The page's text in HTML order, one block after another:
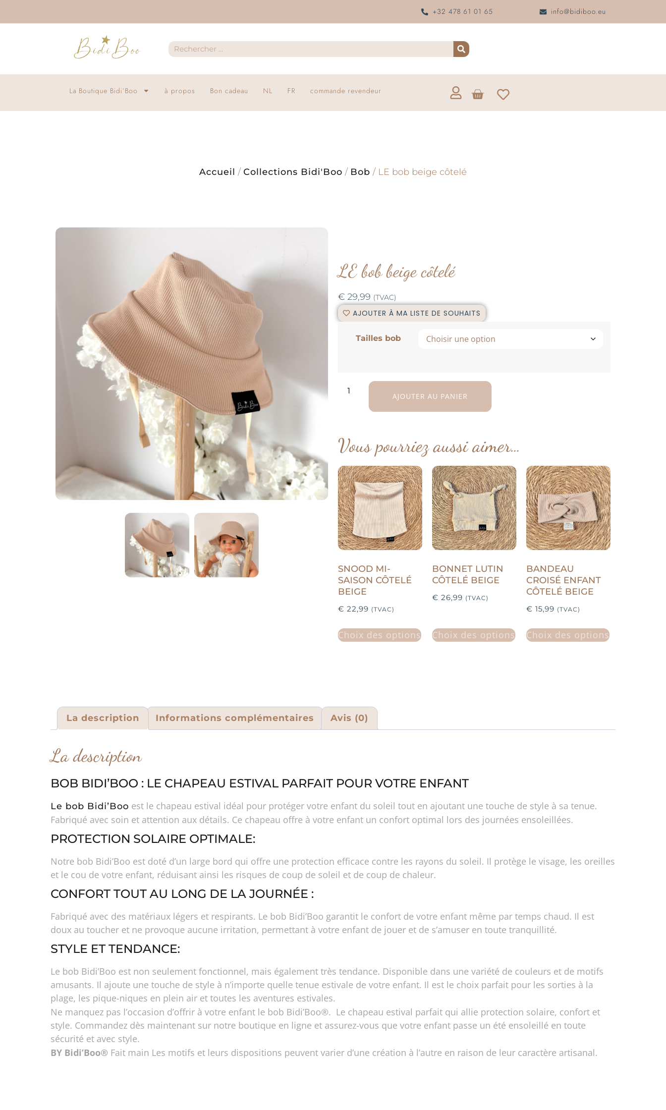
+32 478 61 01 65 info@bidiboo.eu
La Boutique Bidi’Boo à propos Bon cadeau NL FR commande revendeur
Accueil / Collections Bidi'Boo / Bob / LE bob beige côtelé
LE bob beige côtelé
€ 29,99 (TVAC)
AJOUTER À MA LISTE DE SOUHAITS
Tailles bob
AJOUTER AU PANIER
Vous pourriez aussi aimer…
SNOOD MI-
SAISON CÔTELÉ
BEIGE
€ 22,99 (TVAC)
Choix des options
BONNET LUTIN
CÔTELÉ BEIGE
€ 26,99 (TVAC)
Choix des options
BANDEAU
CROISÉ ENFANT
CÔTELÉ BEIGE
€ 15,99 (TVAC)
Choix des options
La description Informations complémentaires Avis (0)
La description
BOB BIDI’BOO : LE CHAPEAU ESTIVAL PARFAIT POUR VOTRE ENFANT
Le bob Bidi’Boo est le chapeau estival idéal pour protéger votre enfant du soleil tout en ajoutant une touche de style à sa tenue.
Fabriqué avec soin et attention aux détails. Ce chapeau offre à votre enfant un confort optimal lors des journées ensoleillées.
PROTECTION SOLAIRE OPTIMALE:
Notre bob Bidi’Boo est doté d’un large bord qui offre une protection efficace contre les rayons du soleil. Il protège le visage, les oreilles
et le cou de votre enfant, réduisant ainsi les risques de coup de soleil et de coup de chaleur.
CONFORT TOUT AU LONG DE LA JOURNÉE :
Fabriqué avec des matériaux légers et respirants. Le bob Bidi’Boo garantit le confort de votre enfant même par temps chaud. Il est
doux au toucher et ne provoque aucune irritation, permettant à votre enfant de jouer et de s’amuser en toute tranquillité.
STYLE ET TENDANCE:
Le bob Bidi’Boo est non seulement fonctionnel, mais également très tendance. Disponible dans une variété de couleurs et de motifs
amusants. Il ajoute une touche de style à n’importe quelle tenue estivale de votre enfant. Il est le choix parfait pour les sorties à la
plage, les pique-niques en plein air et toutes les aventures estivales.
Ne manquez pas l’occasion d’offrir à votre enfant le bob Bidi’Boo®. Le chapeau estival parfait qui allie protection solaire, confort et
style. Commandez dès maintenant sur notre boutique en ligne et assurez-vous que votre enfant passe un été ensoleillé en toute
sécurité et avec style.
BY Bidi’Boo® Fait main Les motifs et leurs dispositions peuvent varier d’une création à l’autre en raison de leur caractère artisanal.